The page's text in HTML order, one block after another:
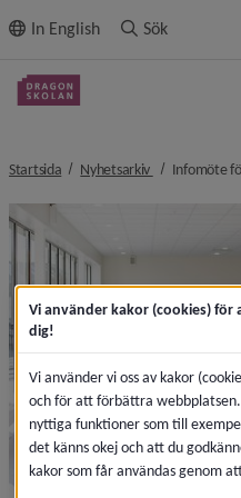
innehållet
In English Sök
Startsida Nyhetsarkiv nivå i
Infomöte
Vi använder kakor (cookies)
dig!
Vi använder vi oss av kakor
och för att förbättra
nyttiga funktioner som till
det känns okej och att du
kakor som får användas genom